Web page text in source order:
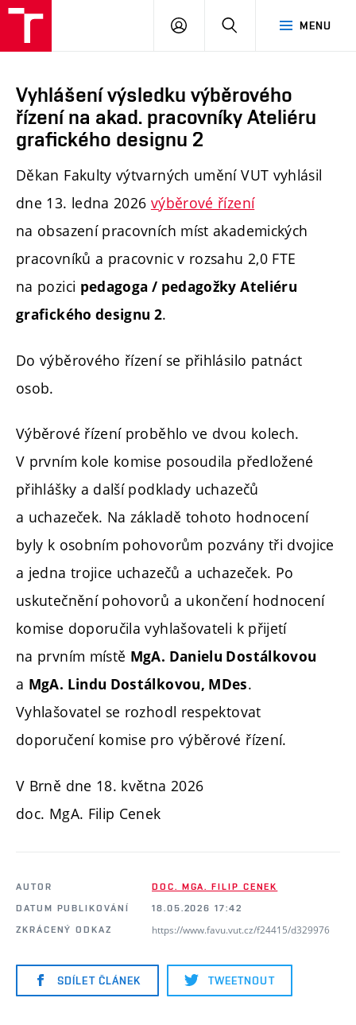
MENU
PŘIHLÁSIT
Vyhlášení výsledku výběrového
řízení na akad. pracovníky Ateliéru
grafického designu 2
Děkan Fakulty výtvarných umění VUT vyhlásil
dne 13. ledna 2026 výběrové řízení
na obsazení pracovních míst akademických
pracovníků a pracovnic v rozsahu 2,0 FTE
na pozici pedagoga / pedagožky Ateliéru
grafického designu 2.
Do výběrového řízení se přihlásilo patnáct
osob.
Výběrové řízení proběhlo ve dvou kolech.
V prvním kole komise posoudila předložené
přihlášky a další podklady uchazečů
a uchazeček. Na základě tohoto hodnocení
byly k osobním pohovorům pozvány tři dvojice
a jedna trojice uchazečů a uchazeček. Po
uskutečnění pohovorů a ukončení hodnocení
komise doporučila vyhlašovateli k přijetí
na prvním místě MgA. Danielu Dostálkovou
a MgA. Lindu Dostálkovou, MDes.
Vyhlašovatel se rozhodl respektovat
doporučení komise pro výběrové řízení.
V Brně dne 18. května 2026
doc. MgA. Filip Cenek
AUTOR
DOC. MGA. FILIP CENEK
DATUM PUBLIKOVÁNÍ
18.05.2026 17:42
ZKRÁCENÝ ODKAZ
https://www.favu.vut.cz/f24415/d329976
SDÍLET ČLÁNEK TWEETNOUT